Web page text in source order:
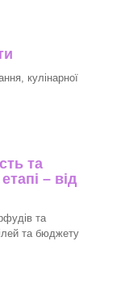
кулінарної
та
– від
та
та бюджету